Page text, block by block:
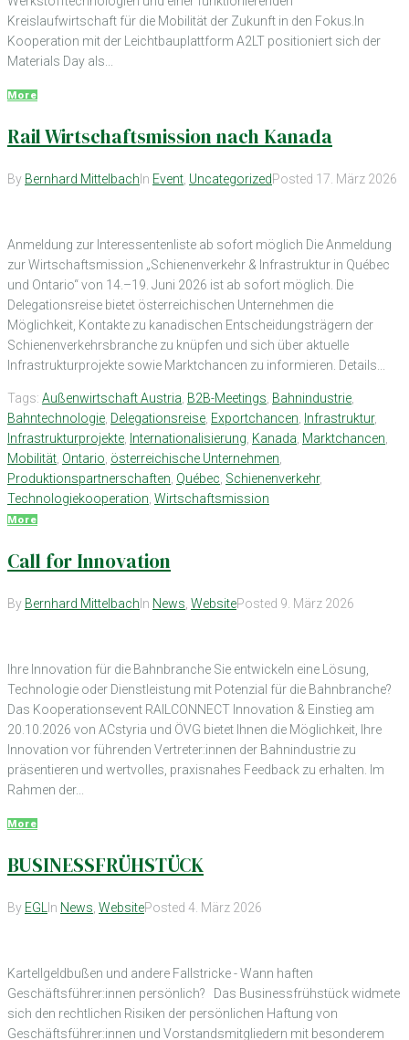
Kreislaufwirtschaft für die Mobilität der Zukunft in den Fokus.In
Kooperation mit der Leichtbauplattform A2LT positioniert sich der
Materials Day als...
More
Rail Wirtschaftsmission nach Kanada
By Bernhard Mittelbach In Event UncategorizedPosted 17. März 2026
Anmeldung zur Interessentenliste ab sofort möglich Die Anmeldung
zur Wirtschaftsmission „Schienenverkehr & Infrastruktur in Québec
und Ontario“ von 14.–19. Juni 2026 ist ab sofort möglich. Die
Delegationsreise bietet österreichischen Unternehmen die
Möglichkeit, Kontakte zu kanadischen Entscheidungsträgern der
Schienenverkehrsbranche zu knüpfen und sich über aktuelle
Infrastrukturprojekte sowie Marktchancen zu informieren. Details...
Tags: Außenwirtschaft Austria B2B-Meetings Bahnindustrie
Bahntechnologie Delegationsreise Exportchancen Infrastruktur,
Infrastrukturprojekte
Internationalisierung Kanada Marktchancen
Mobilität Ontario österreichische Unternehmen
Produktionspartnerschaften Québec Schienenverkehr,
Technologiekooperation Wirtschaftsmission
More
Call for Innovation
By Bernhard Mittelbach In News WebsitePosted 9. März 2026
Ihre Innovation für die Bahnbranche Sie entwickeln eine Lösung,
Technologie oder Dienstleistung mit Potenzial für die Bahnbranche?
Das Kooperationsevent RAILCONNECT Innovation & Einstieg am
20.10.2026 von ACstyria und ÖVG bietet Ihnen die Möglichkeit, Ihre
Innovation vor führenden Vertreter:innen der Bahnindustrie zu
präsentieren und wertvolles, praxisnahes Feedback zu erhalten. Im
Rahmen der...
More
BUSINESSFRÜHSTÜCK
By EGL In News WebsitePosted 4. März 2026
Kartellgeldbußen und andere Fallstricke - Wann haften
Geschäftsführer:innen persönlich? Das Businessfrühstück widmete
sich den rechtlichen Risiken der persönlichen Haftung von
Geschäftsführer:innen und Vorstandsmitgliedern mit besonderem